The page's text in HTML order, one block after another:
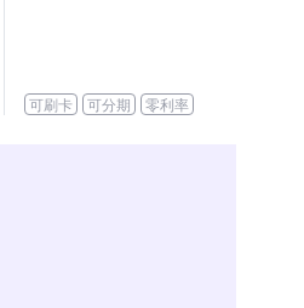
可刷卡 可分期 零利率